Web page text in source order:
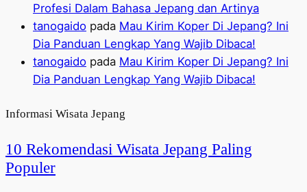
Profesi Dalam Bahasa Jepang dan Artinya
tanogaido pada Mau Kirim Koper Di Jepang? Ini
Dia Panduan Lengkap Yang Wajib Dibaca!
tanogaido pada Mau Kirim Koper Di Jepang? Ini
Dia Panduan Lengkap Yang Wajib Dibaca!
Informasi Wisata Jepang
10 Rekomendasi Wisata Jepang Paling
Populer